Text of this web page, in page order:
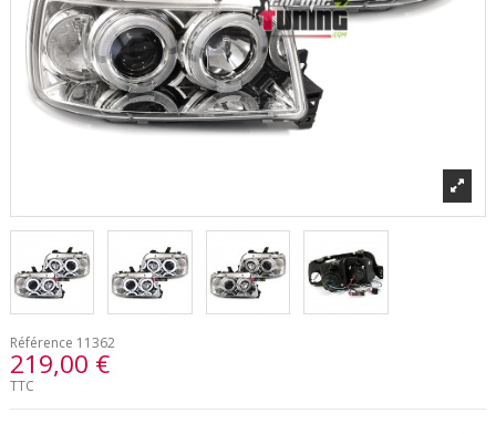
Référence 11362
219,00 €
TTC